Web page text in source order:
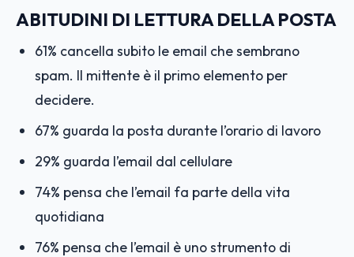
ABITUDINI DI LETTURA DELLA POSTA
61% cancella subito le email che sembrano
spam. Il mittente è il primo elemento per
decidere.
67% guarda la posta durante l’orario di lavoro
29% guarda l’email dal cellulare
74% pensa che l’email fa parte della vita
quotidiana
76% pensa che l’email è uno strumento di